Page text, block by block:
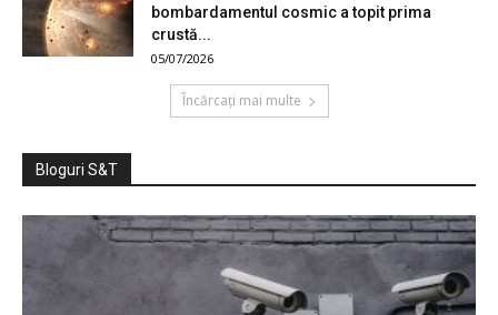
bombardamentul cosmic a topit prima
crustă...
05/07/2026
Încărcați mai multe
Bloguri S&T